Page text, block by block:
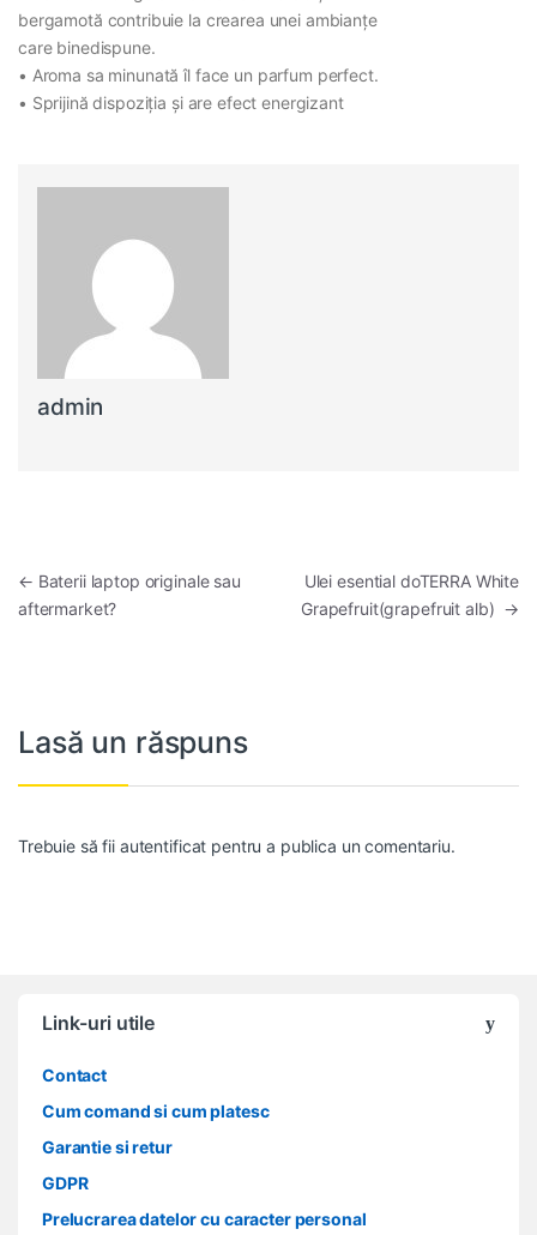
bergamotă contribuie la crearea unei ambianțe
care binedispune.
• Aroma sa minunată îl face un parfum perfect.
• Sprijină dispoziția și are efect energizant
admin
Navigare în articole
← Baterii laptop originale sau
aftermarket?
Ulei esential doTERRA White
Grapefruit(grapefruit alb) →
Lasă un răspuns
Trebuie să fii autentificat pentru a publica un comentariu.
Link-uri utile
Contact
Cum comand si cum platesc
Garantie si retur
GDPR
Prelucrarea datelor cu caracter personal